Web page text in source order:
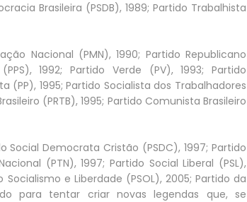
Brasileira (PSDB), 1989; Partido Trabalhista
Nacional (PMN), 1990; Partido Republicano
1992; Partido Verde (PV), 1993; Partido
(PP), 1995; Partido Socialista dos Trabalhadores
(PRTB), 1995; Partido Comunista Brasileiro
Social Democrata Cristão (PSDC), 1997; Partido
(PTN), 1997; Partido Social Liberal (PSL),
Socialismo e Liberdade (PSOL), 2005; Partido da
para tentar criar novas legendas que, se